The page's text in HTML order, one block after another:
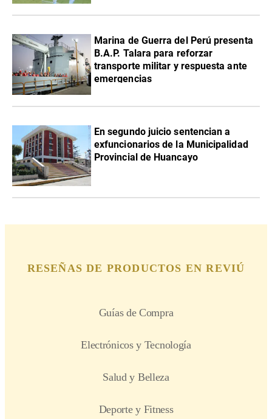
Marina de Guerra del Perú presenta
B.A.P. Talara para reforzar
transporte militar y respuesta ante
emergencias
En segundo juicio sentencian a
exfuncionarios de la Municipalidad
Provincial de Huancayo